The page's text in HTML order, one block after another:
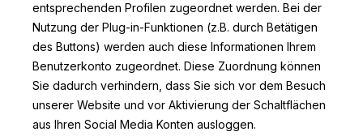
entsprechenden Profilen zugeordnet werden. Bei der
Nutzung der Plug-in-Funktionen (z.B. durch Betätigen
des Buttons) werden auch diese Informationen Ihrem
Benutzerkonto zugeordnet. Diese Zuordnung können
Sie dadurch verhindern, dass Sie sich vor dem Besuch
unserer Website und vor Aktivierung der Schaltflächen
aus Ihren Social Media Konten ausloggen.